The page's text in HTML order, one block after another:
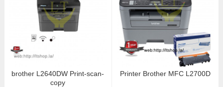
brother L2640DW Print-scan-
copy
Printer Brother MFC L2700D